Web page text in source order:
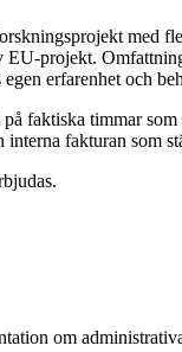
med
projekt.
erfarenhet och
faktiska timmar som
fakturan som
om